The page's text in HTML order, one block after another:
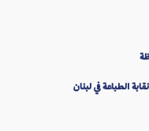
الطباعة في لبنان